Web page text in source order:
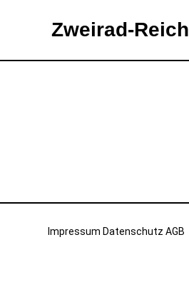
Zweirad-Reich
Impressum Datenschutz AGB